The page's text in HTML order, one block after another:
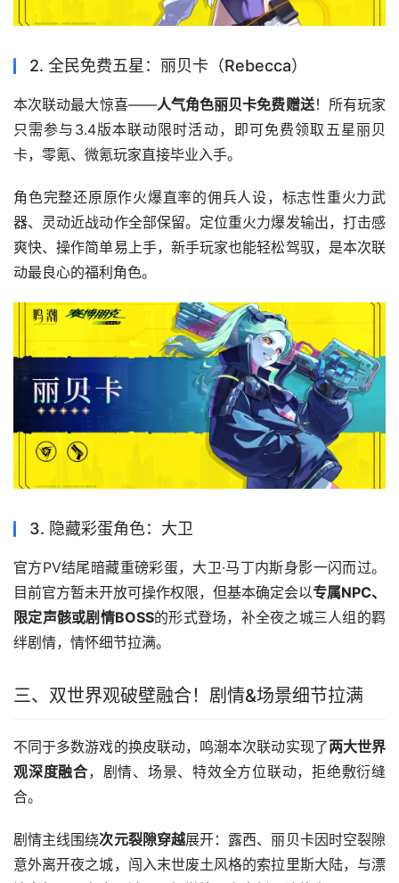
2. 全民免费五星：丽贝卡（Rebecca）
本次联动最大惊喜——人气角色丽贝卡免费赠送！所有玩家
只需参与3.4版本联动限时活动，即可免费领取五星丽贝
卡，零氪、微氪玩家直接毕业入手。
角色完整还原原作火爆直率的佣兵人设，标志性重火力武
器、灵动近战动作全部保留。定位重火力爆发输出，打击感
爽快、操作简单易上手，新手玩家也能轻松驾驭，是本次联
动最良心的福利角色。
3. 隐藏彩蛋角色：大卫
官方PV结尾暗藏重磅彩蛋，大卫·马丁内斯身影一闪而过。
目前官方暂未开放可操作权限，但基本确定会以专属NPC、
限定声骸或剧情BOSS的形式登场，补全夜之城三人组的羁
绊剧情，情怀细节拉满。
三、双世界观破壁融合！剧情&场景细节拉满
不同于多数游戏的换皮联动，鸣潮本次联动实现了两大世界
观深度融合，剧情、场景、特效全方位联动，拒绝敷衍缝
合。
剧情主线围绕次元裂隙穿越展开：露西、丽贝卡因时空裂隙
意外离开夜之城，闯入末世废土风格的索拉里斯大陆，与漂